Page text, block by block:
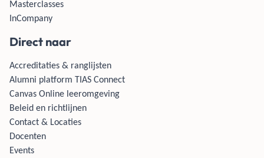
Masterclasses
InCompany
Direct naar
Accreditaties & ranglijsten
Alumni platform TIAS Connect
Canvas Online leeromgeving
Beleid en richtlijnen
Contact & Locaties
Docenten
Events